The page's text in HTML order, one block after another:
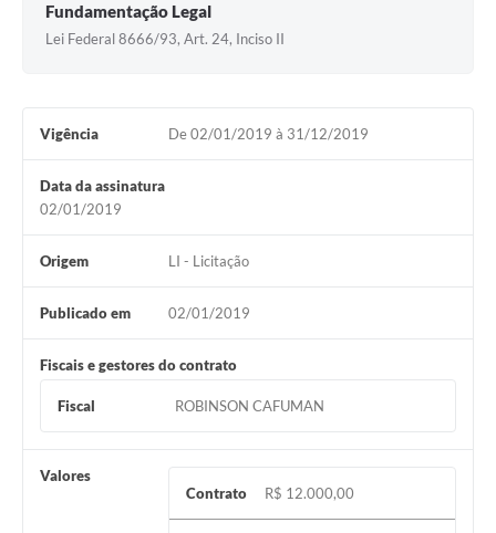
Fundamentação Legal
Lei Federal 8666/93, Art. 24, Inciso II
Vigência De 02/01/2019 à 31/12/2019
Data da assinatura
02/01/2019
Origem LI - Licitação
Publicado em 02/01/2019
Fiscais e gestores do contrato
Fiscal ROBINSON CAFUMAN
Valores
Contrato
R$ 12.000,00